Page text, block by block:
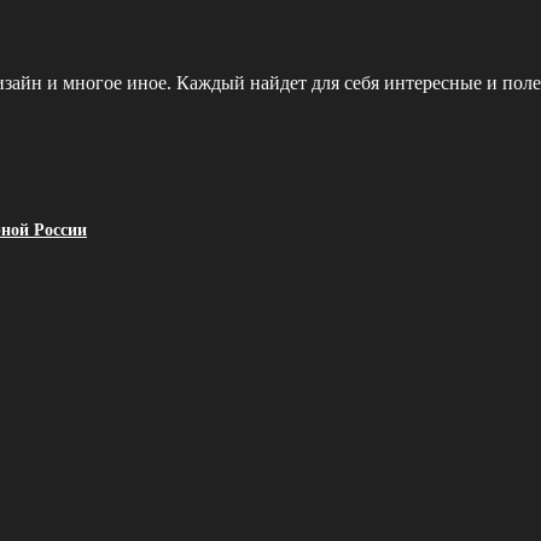
и многое иное. Каждый найдет для себя интересные и
России